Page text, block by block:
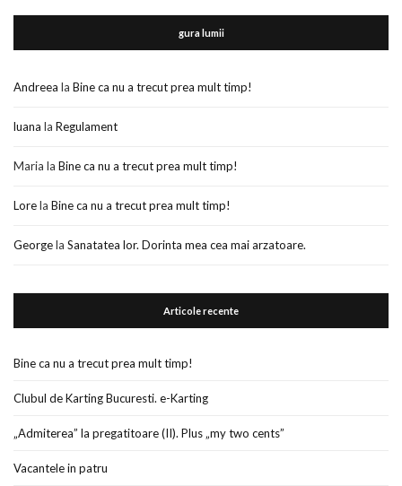
gura lumii
Andreea la Bine ca nu a trecut prea mult timp!
luana la Regulament
Maria la Bine ca nu a trecut prea mult timp!
Lorela Bine ca nu a trecut prea mult timp!
Georgela Sanatatea lor. Dorinta mea cea mai arzatoare.
Articole recente
Bine ca nu a trecut prea mult timp!
Clubul de Karting Bucuresti. e-Karting
„Admiterea” la pregatitoare (II). Plus „my two cents”
Vacantele in patru